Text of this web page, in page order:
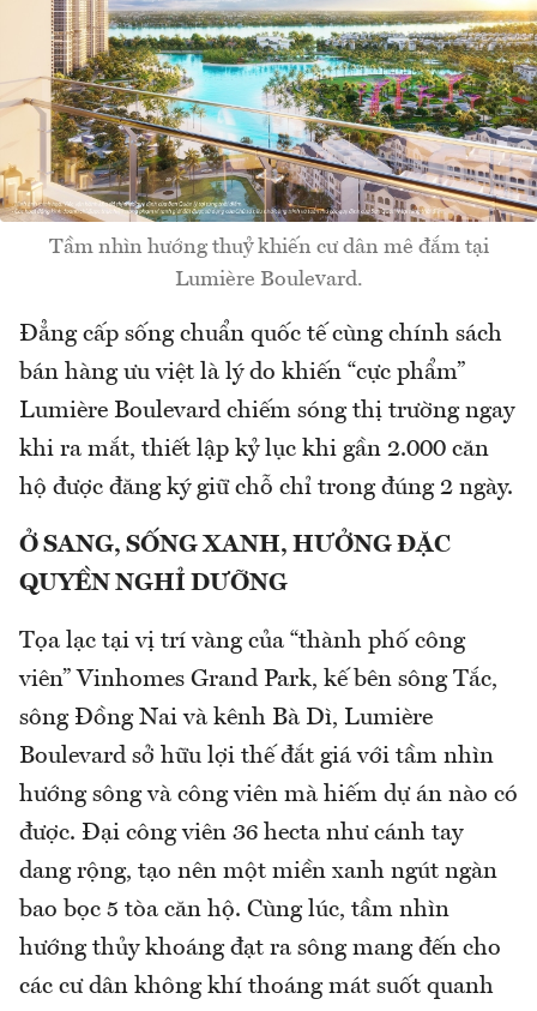
Tầm nhìn hướng thuỷ khiến cư dân mê đắm tại
Lumière Boulevard.
Đẳng cấp sống chuẩn quốc tế cùng chính sách
bán hàng ưu việt là lý do khiến “cực phẩm”
Lumière Boulevard chiếm sóng thị trường ngay
khi ra mắt, thiết lập kỷ lục khi gần 2.000 căn
hộ được đăng ký giữ chỗ chỉ trong đúng 2 ngày.
Ở SANG, SỐNG XANH, HƯỞNG ĐẶC
QUYỀN NGHỈ DƯỠNG
Tọa lạc tại vị trí vàng của “thành phố công
viên” Vinhomes Grand Park, kế bên sông Tắc,
sông Đồng Nai và kênh Bà Dì, Lumière
Boulevard sở hữu lợi thế đắt giá với tầm nhìn
hướng sông và công viên mà hiếm dự án nào có
được. Đại công viên 36 hecta như cánh tay
dang rộng, tạo nên một miền xanh ngút ngàn
bao bọc 5 tòa căn hộ. Cùng lúc, tầm nhìn
hướng thủy khoáng đạt ra sông mang đến cho
các cư dân không khí thoáng mát suốt quanh